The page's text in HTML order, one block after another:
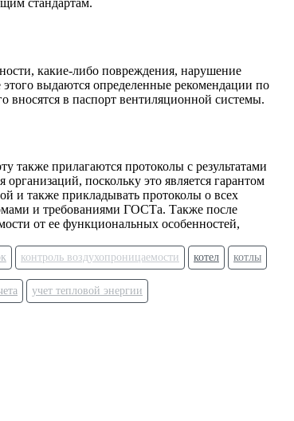
какие-либо повреждения, нарушение
выдаются определенные рекомендации по
вносятся в паспорт вентиляционной системы.
также прилагаются протоколы с результатами
поскольку это является гарантом
и также прикладывать протоколы о всех
и требованиями ГОСТа. Также после
от ее функциональных особенностей,
контроль воздухопроницаемости котел котлы
учет тепловой энергии